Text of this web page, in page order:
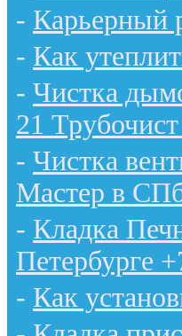
- Карьерный
- Как
- Чистка
21
- Чистка
Мастер в
- Кладка
Петербурге
- Как